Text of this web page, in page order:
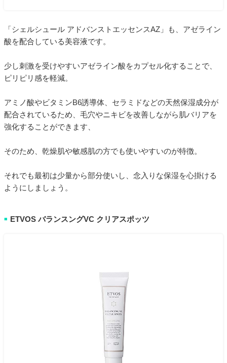
「シェルシュール アドバンストエッセンスAZ」も、アゼライン
酸を配合している美容液です。
少し刺激を受けやすいアゼライン酸をカプセル化することで、
ピリピリ感を軽減。
アミノ酸やビタミンB6誘導体、セラミドなどの天然保湿成分が
配合されているため、毛穴やニキビを改善しながら肌バリアを
強化することができます、
そのため、乾燥肌や敏感肌の方でも使いやすいのが特徴。
それでも最初は少量から部分使いし、念入りな保湿を心掛ける
ようにしましょう。
■ ETVOS バランスングVC クリアスポッツ